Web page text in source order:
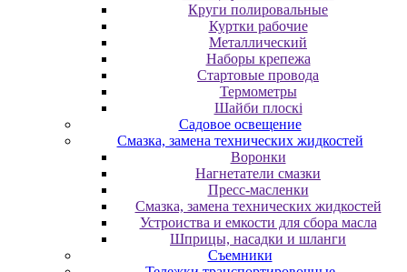
Круги полировальные
Куртки рабочие
Металлический
Наборы крепежа
Стартовые провода
Термометры
Шайби плоскі
Садовое освещение
Смазка, замена технических жидкостей
Воронки
Нагнетатели смазки
Пресс-масленки
Смазка, замена технических жидкостей
Устроиства и емкости для сбора масла
Шприцы, насадки и шланги
Съемники